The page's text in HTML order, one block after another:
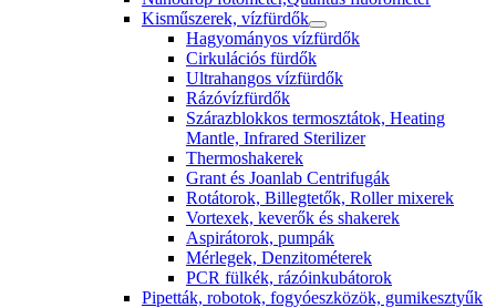
Kisműszerek, vízfürdők
Hagyományos vízfürdők
Cirkulációs fürdők
Ultrahangos vízfürdők
Rázóvízfürdők
Szárazblokkos termosztátok, Heating
Mantle, Infrared Sterilizer
Thermoshakerek
Grant és Joanlab Centrifugák
Rotátorok, Billegtetők, Roller mixerek
Vortexek, keverők és shakerek
Aspirátorok, pumpák
Mérlegek, Denzitométerek
PCR fülkék, rázóinkubátorok
Pipetták, robotok, fogyóeszközök, gumikesztyűk